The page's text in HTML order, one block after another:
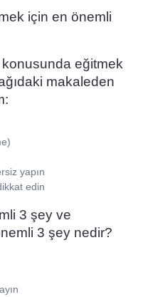
için en önemli
eğitmek
makaleden
yapın
edin
3 şey ve
3 şey nedir?